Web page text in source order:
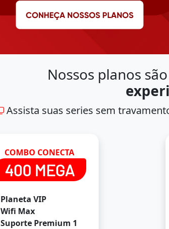
Nossos planos
Assista suas series sem
COMBO CONECTA
400 MEGA
Planeta VIP
Wifi Max
Suporte Premium 1